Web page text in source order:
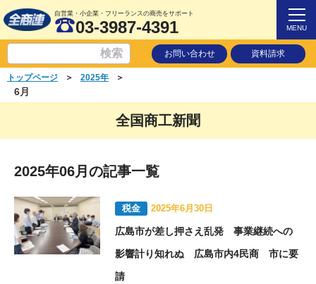
自営業・小企業・フリーランスの商売をサポート
03-3987-4391 MENU
お問い合わせ 資料請求
トップページ ＞ 2025年 ＞
6月
全国商工新聞
2025年06月の記事一覧
税金 2025年6月30日
広島市が差し押さえ乱発 事業継続への
影響計り知れぬ 広島市内4民商 市に要
請